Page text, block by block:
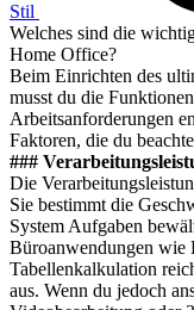
Stil
Welches sind die
Home Office?
Beim Einrichten des
musst du die
Arbeitsanforderungen
Faktoren, die du
###
Die
Sie bestimmt die
System Aufgaben
Büroanwendungen wie
Tabellenkalkulation
aus. Wenn du jedoch